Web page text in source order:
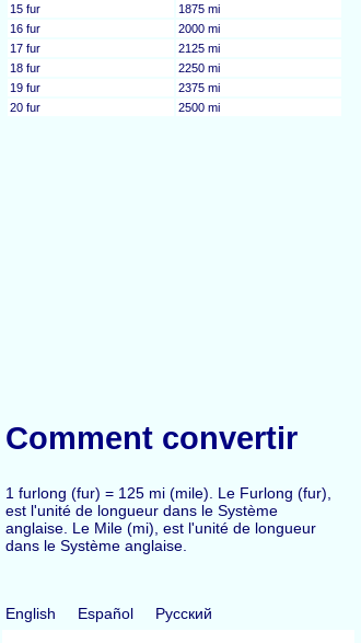
15 fur
1875 mi
16 fur
2000 mi
17 fur
2125 mi
18 fur
2250 mi
19 fur
2375 mi
20 fur
2500 mi
Comment convertir
1 furlong (fur) = 125 mi (mile). Le Furlong (fur),
est l'unité de longueur dans le Système
anglaise. Le Mile (mi), est l'unité de longueur
dans le Système anglaise.
English Español Русский